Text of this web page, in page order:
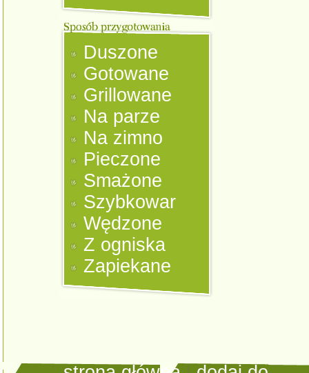
Duszone
Gotowane
Grillowane
Na parze
Na zimno
Pieczone
Smażone
Szybkowar
Wędzone
Z ogniska
Zapiekane